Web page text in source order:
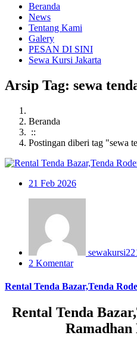
Beranda
News
Tentang Kami
Galery
PESAN DI SINI
Sewa Kursi Jakarta
Arsip Tag: sewa
Beranda
::
Postingan diberi tag "sewa
21 Feb 2026
2 Komentar
Rental Tenda Bazar,Tenda
Rental Tenda